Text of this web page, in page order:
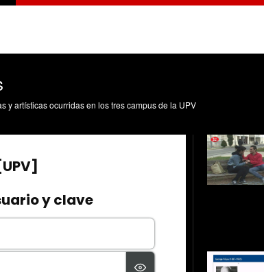
y artísticas ocurridas en los tres campus de la UPV